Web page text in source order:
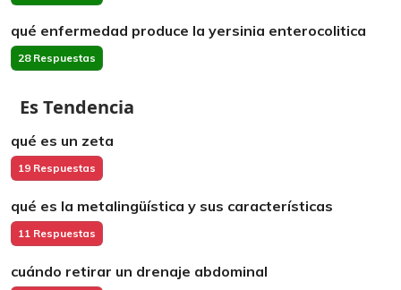
qué enfermedad produce la yersinia enterocolitica
28 Respuestas
Es Tendencia
qué es un zeta
19 Respuestas
qué es la metalingüística y sus características
11 Respuestas
cuándo retirar un drenaje abdominal